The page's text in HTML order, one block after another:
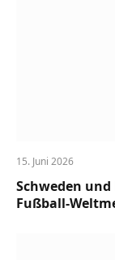
15. Juni 2026
Schweden
Fußball-